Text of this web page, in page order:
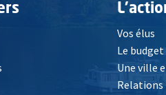
Vos élus
Le budget
Une ville